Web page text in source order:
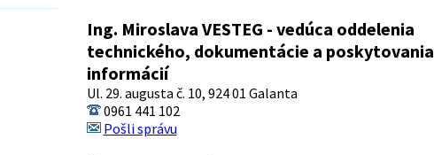
Ing. Miroslava VESTEG - vedúca oddelenia
technického, dokumentácie a poskytovania
informácií
Ul. 29. augusta č. 10, 924 01 Galanta
0961 441 102
Pošli správu